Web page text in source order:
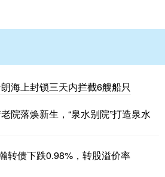
海上封锁三天内拦截6艘船只
院落焕新生，“泉水别院”打造泉水
转债下跌0.98%，转股溢价率